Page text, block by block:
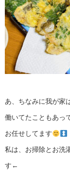
あ、ちなみに我が家
働いてたこともあっ
お任せしてます
私は、お掃除とお洗
す←